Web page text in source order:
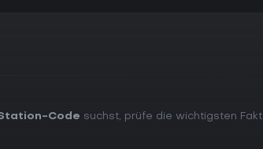
Code suchst, prüfe die wichtigsten